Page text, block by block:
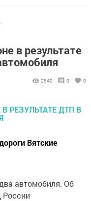
в результате
2540 0 0
Вятские
автомобиля. Об